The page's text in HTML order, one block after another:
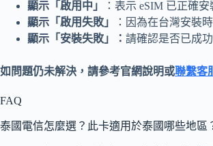
顯示「啟用中」
：表示 eSIM 已正確
顯示「啟用失敗」
：因為在台灣安裝
顯示「安裝失敗」： 請確認是否已成
如問題仍未解決，請參考官網說明或聯繫客
FAQ
泰國電信怎麼選？此卡適用於泰國哪些地區